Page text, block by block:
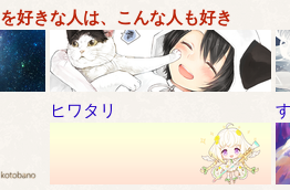
好きな人は、こんな人も好き
ヒワタリ